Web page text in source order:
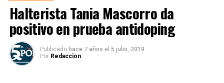
Halterista Tania Mascorro da
positivo en prueba antidoping
Publicado hace 7 años el 5 julio, 2019
Por Redaccion